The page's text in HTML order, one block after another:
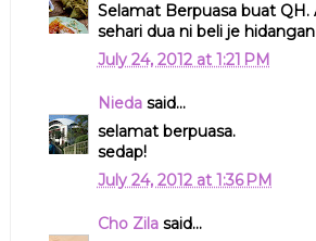
Selamat Berpuasa buat QH.
sehari dua ni beli je
July 24, 2012 at 1:21 PM
Niedasaid...
selamat berpuasa.
sedap!
July 24, 2012 at 1:36 PM
Cho Zilasaid...